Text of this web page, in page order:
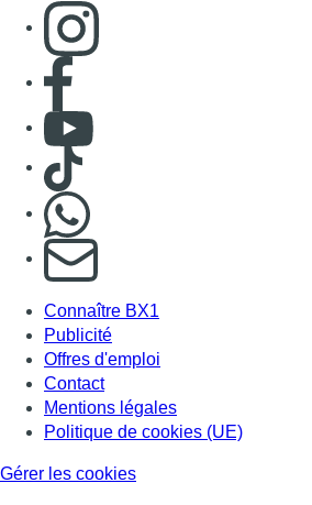
Consulter page Instagram
Consulter page Facebook
Consulter Youtube
Consulter TikTok
S'abonner à notre newsletter
Connaître BX1
Publicité
Offres d'emploi
Contact
Mentions légales
Politique de cookies (UE)
Gérer les cookies